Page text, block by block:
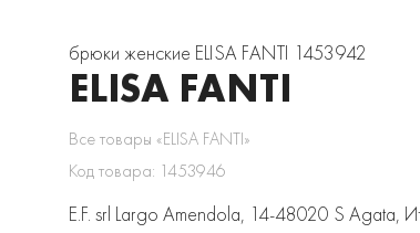
брюки женские ELISA FANTI 1453942
ELISA FANTI
Все товары «ELISA FANTI»
Код товара: 1453946
E.F. srl Largo Amendola, 14-48020 S Agata,